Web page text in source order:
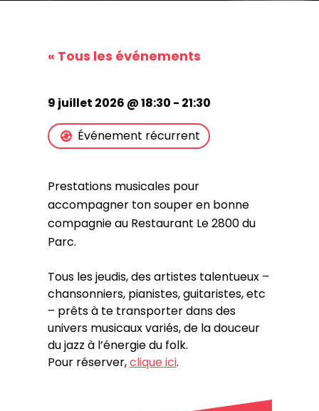
« Tous les événements
9 juillet 2026 @ 18:30 - 21:30
Événement récurrent
Prestations musicales pour
accompagner ton souper en bonne
compagnie au Restaurant Le 2800 du
Parc.
Tous les jeudis, des artistes talentueux –
chansonniers, pianistes, guitaristes, etc
– prêts à te transporter dans des
univers musicaux variés, de la douceur
du jazz à l’énergie du folk.
Pour réserver,clique ici.